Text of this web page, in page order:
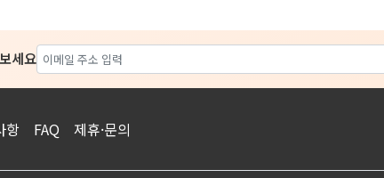
세요
항 FAQ 제휴·문의